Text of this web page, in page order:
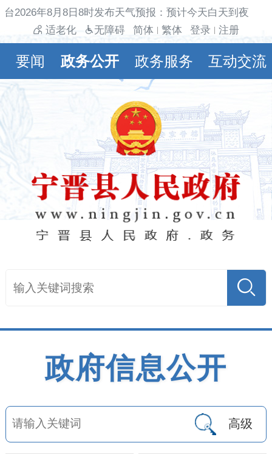
2026年8月8日8时发布天气预报：预计今天白天到夜间
适老化
无障碍 简体 繁体 登录 注册
要闻 政务公开 政务服务 互动交流
政府信息公开
高级